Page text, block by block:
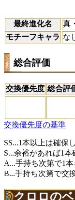
最終進化名
真
モチーフキャラ な
総合評価
交換優先度 総合評
交換優先度の基準
SS...1本以上は確保
S...余裕があれば1本
A...手持ち次第で1
B...手持ち次第で交
クロロの